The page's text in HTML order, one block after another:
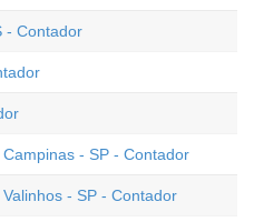
- Contador
- SP - Contador
- SP - Contador